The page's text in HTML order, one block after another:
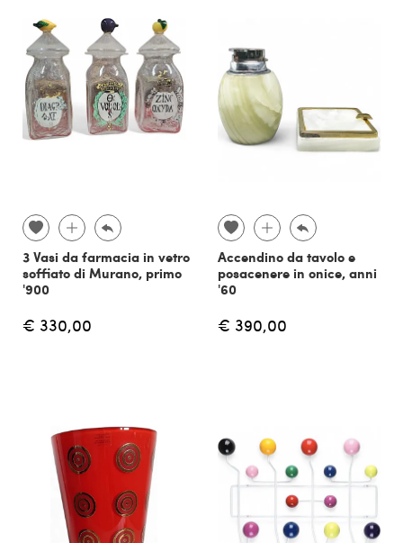
3 Vasi da farmacia in vetro
soffiato di Murano, primo
'900
€ 330,00
Accendino da tavolo e
posacenere in onice, anni
'60
€ 390,00